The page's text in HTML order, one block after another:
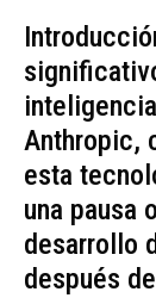
Anthropic,
esta
una pausa
desarrollo
después